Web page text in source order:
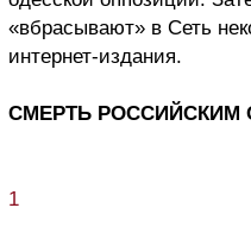
«вбрасывают» в Сеть
интернет-издания.
СМЕРТЬ РОССИЙСКИМ
1